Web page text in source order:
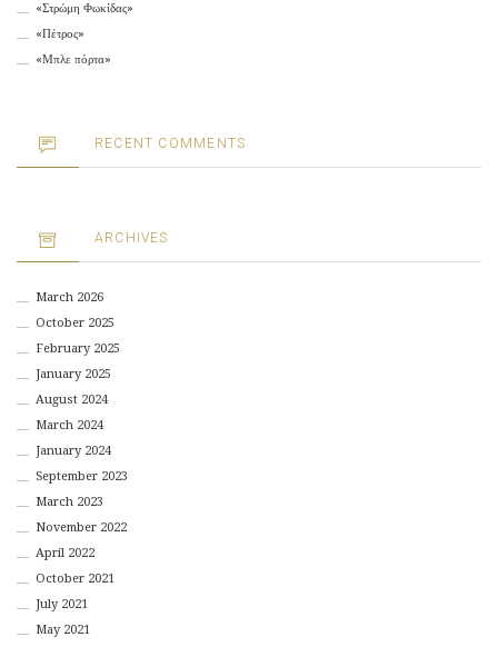
«Στρώμη Φωκίδας»
«Πέτρος»
«Μπλε πόρτα»
RECENT COMMENTS
ARCHIVES
March 2026
October 2025
February 2025
January 2025
August 2024
March 2024
January 2024
September 2023
March 2023
November 2022
April 2022
October 2021
July 2021
May 2021